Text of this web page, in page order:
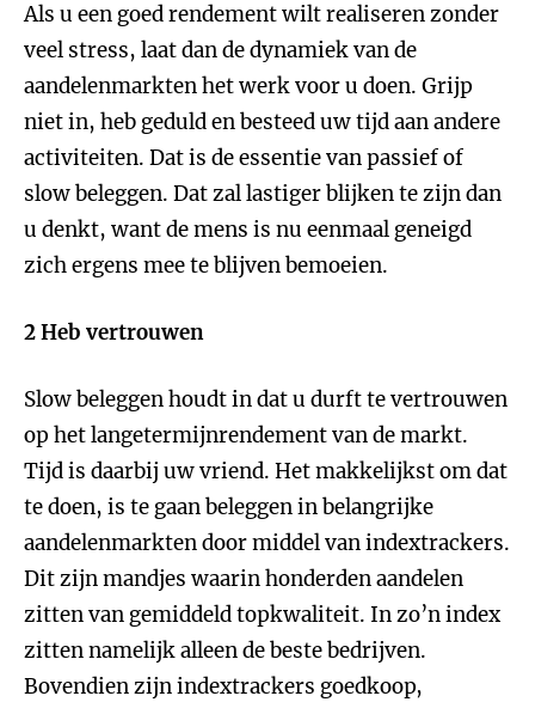
Als u een goed rendement wilt realiseren zonder
veel stress, laat dan de dynamiek van de
aandelenmarkten het werk voor u doen. Grijp
niet in, heb geduld en besteed uw tijd aan andere
activiteiten. Dat is de essentie van passief of
slow beleggen. Dat zal lastiger blijken te zijn dan
u denkt, want de mens is nu eenmaal geneigd
zich ergens mee te blijven bemoeien.
2 Heb vertrouwen
Slow beleggen houdt in dat u durft te vertrouwen
op het langetermijnrendement van de markt.
Tijd is daarbij uw vriend. Het makkelijkst om dat
te doen, is te gaan beleggen in belangrijke
aandelenmarkten door middel van indextrackers.
Dit zijn mandjes waarin honderden aandelen
zitten van gemiddeld topkwaliteit. In zo’n index
zitten namelijk alleen de beste bedrijven.
Bovendien zijn indextrackers goedkoop,